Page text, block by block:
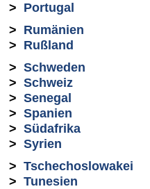
> Portugal
> Rumänien
> Rußland
> Schweden
> Schweiz
> Senegal
> Spanien
> Südafrika
> Syrien
> Tschechoslowakei
> Tunesien